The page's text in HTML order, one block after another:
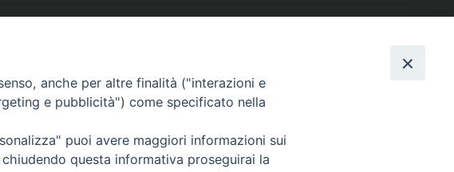
(BA)
SEGUICI SU
Facebook
Instagram
X
anche per altre finalità ("interazioni e
e pubblicità") come specificato nella
puoi avere maggiori informazioni sui
questa informativa proseguirai la